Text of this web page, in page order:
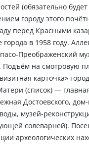
(обязательно будет
городу этого
перед Красными
в 1958 году.
Преображенский
на смотровую
карточка»
(список) —
Достоевского,
музей-
солеварней).
археологических